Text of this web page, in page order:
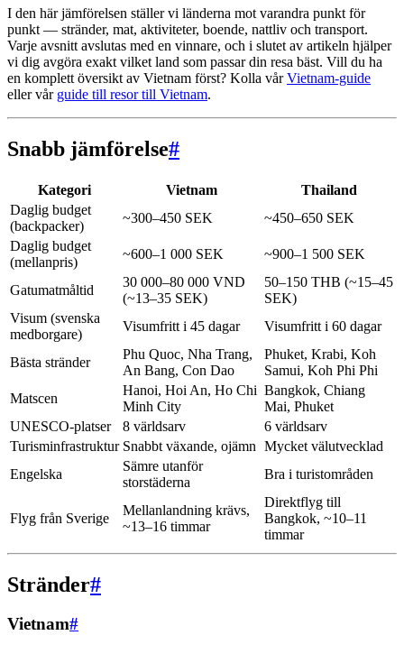
I den här jämförelsen ställer vi länderna mot varandra punkt för
punkt — stränder, mat, aktiviteter, boende, nattliv och transport.
Varje avsnitt avslutas med en vinnare, och i slutet av artikeln hjälper
vi dig avgöra exakt vilket land som passar din resa bäst. Vill du ha
en komplett översikt av Vietnam först? Kolla vårVietnam-guide
eller vår guide till resor till Vietnam.
Snabb jämförelse#
Kategori Vietnam
Thailand
Daglig budget
(backpacker)
~300–450 SEK
~450–650 SEK
Daglig budget
(mellanpris)
~600–1 000 SEK ~900–1 500 SEK
Gatumatmåltid
30 000–80 000 VND
(~13–35 SEK)
50–150 THB (~15–45
SEK)
Visum (svenska
medborgare)
Visumfritt i 45 dagar Visumfritt i 60 dagar
Bästa stränder
Phu Quoc, Nha Trang,
An Bang, Con Dao
Phuket, Krabi, Koh
Samui, Koh Phi Phi
Matscen
Hanoi, Hoi An, Ho Chi
Minh City
Bangkok, Chiang
Mai, Phuket
UNESCO-platser
8 världsarv
6 världsarv
Turisminfrastruktur Snabbt växande, ojämn Mycket välutvecklad
Engelska
Sämre utanför
storstäderna
Bra i turistområden
Flyg från Sverige
Mellanlandning krävs,
~13–16 timmar
Direktflyg till
Bangkok, ~10–11
timmar
Stränder#
Vietnam#